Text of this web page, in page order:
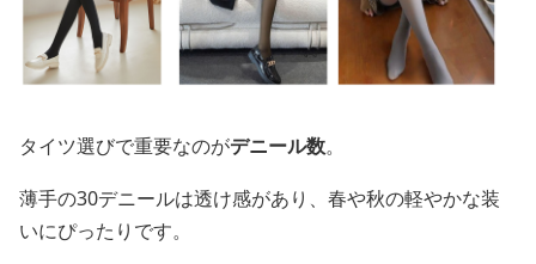
タイツ選びで重要なのがデニール数。
薄手の30デニールは透け感があり、春や秋の軽やかな装
いにぴったりです。